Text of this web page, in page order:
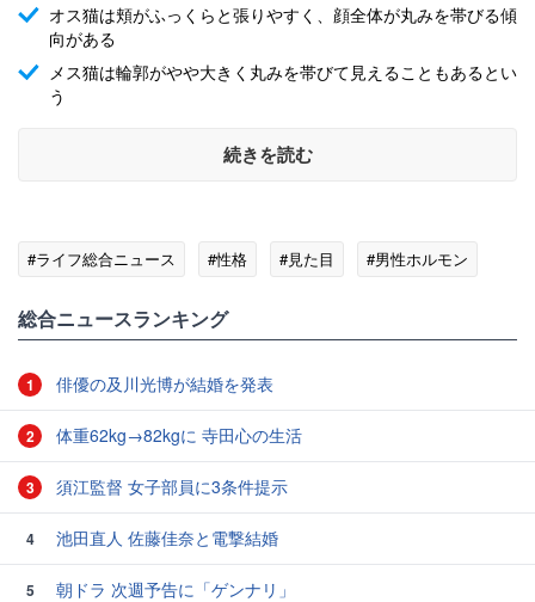
オス猫は頬がふっくらと張りやすく、顔全体が丸みを帯びる傾
向がある
メス猫は輪郭がやや大きく丸みを帯びて見えることもあるとい
う
続きを読む
#ライフ総合ニュース #性格 #見た目 #男性ホルモン
総合ニュースランキング
1 俳優の及川光博が結婚を発表
2 体重62kg→82kgに 寺田心の生活
3 須江監督 女子部員に3条件提示
4 池田直人 佐藤佳奈と電撃結婚
5
朝ドラ 次週予告に「ゲンナリ」